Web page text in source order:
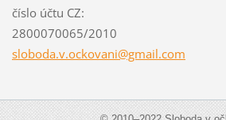
číslo účtu CZ:
2800070065/2010
sloboda.v.ockovani@gmail.com